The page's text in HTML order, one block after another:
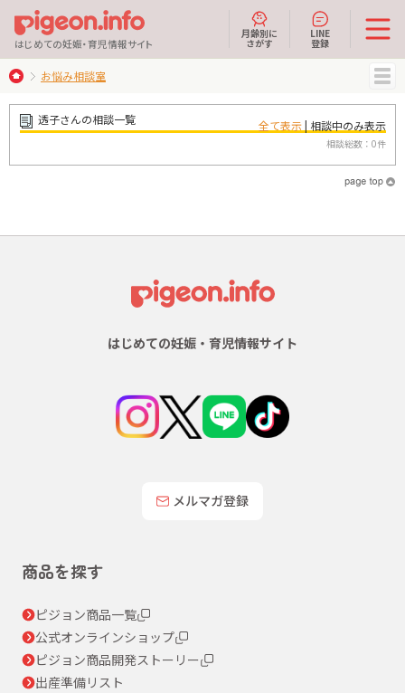
はじめての妊娠・育児情報サイト
月齢別に
さがす
LINE
登録
MENU
お悩み相談室
透子さんの相談一覧 全て表示| 相談中のみ表示
相談総数：0件
はじめての妊娠・育児情報サイト
メルマガ登録
商品を探す
ピジョン商品一覧
公式オンラインショップ
ピジョン商品開発ストーリー
出産準備リスト